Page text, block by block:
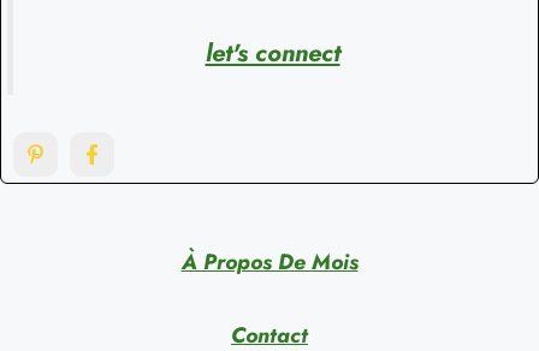
let's connect
À Propos De Mois
Contact